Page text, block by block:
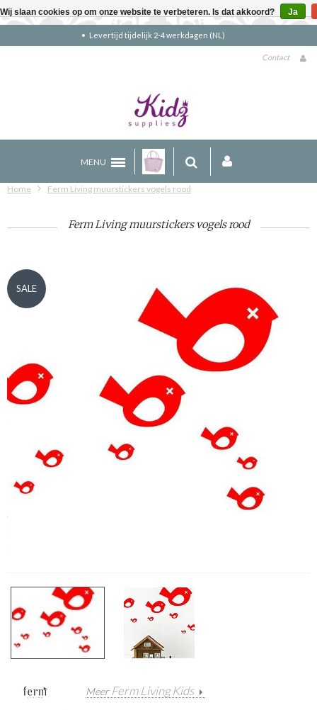
Gratis verzending boven €90 (NL)
Contact
MENU
Home Ferm Living muurstickers vogels rood
Ferm Living muurstickers vogels rood
SALE
Meer Ferm Living Kids
Wij slaan cookies op om onze website te verbeteren. Is dat akkoord? Ja